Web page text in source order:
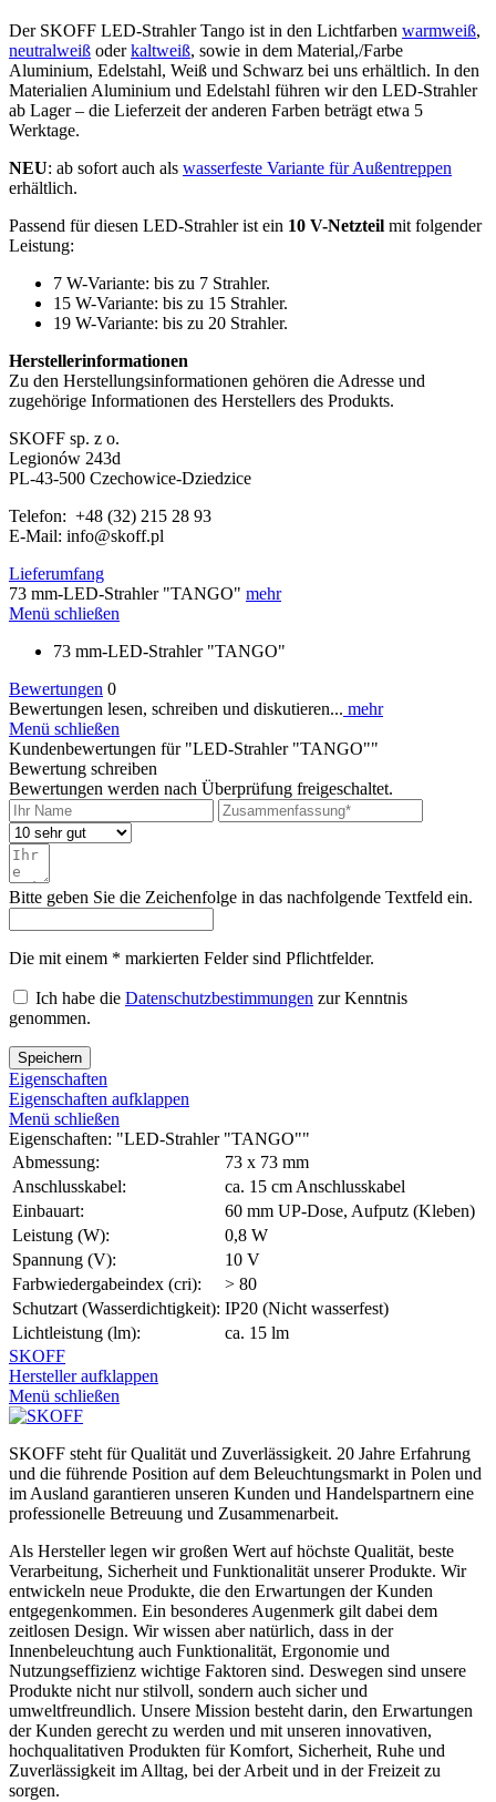
Der SKOFF LED-Strahler Tango ist in den Lichtfarben warmweiß,
neutralweiß oderkaltweiß, sowie in dem Material,/Farbe
Aluminium, Edelstahl, Weiß und Schwarz bei uns erhältlich. In den
Materialien Aluminium und Edelstahl führen wir den LED-Strahler
ab Lager – die Lieferzeit der anderen Farben beträgt etwa 5
Werktage.
NEU: ab sofort auch als wasserfeste Variante für Außentreppen
erhältlich.
Passend für diesen LED-Strahler ist ein 10 V-Netzteil mit folgender
Leistung:
7 W-Variante: bis zu 7 Strahler.
15 W-Variante: bis zu 15 Strahler.
19 W-Variante: bis zu 20 Strahler.
Herstellerinformationen
Zu den Herstellungsinformationen gehören die Adresse und
zugehörige Informationen des Herstellers des Produkts.
SKOFF sp. z o.
Legionów 243d
PL-43-500 Czechowice-Dziedzice
Telefon: +48 (32) 215 28 93
E-Mail: info@skoff.pl
Lieferumfang
73 mm-LED-Strahler "TANGO" mehr
Menü schließen
73 mm-LED-Strahler "TANGO"
Bewertungen 0
Bewertungen lesen, schreiben und diskutieren... mehr
Menü schließen
Kundenbewertungen für "LED-Strahler "TANGO""
Bewertung schreiben
Bewertungen werden nach Überprüfung freigeschaltet.
Bitte geben Sie die Zeichenfolge in das nachfolgende Textfeld ein.
Die mit einem * markierten Felder sind Pflichtfelder.
Ich habe die Datenschutzbestimmungen zur Kenntnis
genommen.
Speichern
Eigenschaften
Eigenschaften aufklappen
Menü schließen
Eigenschaften: "LED-Strahler "TANGO""
Abmessung:
73 x 73 mm
Anschlusskabel:
ca. 15 cm Anschlusskabel
Einbauart:
60 mm UP-Dose, Aufputz (Kleben)
Leistung (W):
0,8 W
Spannung (V):
10 V
Farbwiedergabeindex (cri):
> 80
Schutzart (Wasserdichtigkeit): IP20 (Nicht wasserfest)
Lichtleistung (lm):
ca. 15 lm
SKOFF
Hersteller aufklappen
Menü schließen
SKOFF steht für Qualität und Zuverlässigkeit. 20 Jahre Erfahrung
und die führende Position auf dem Beleuchtungsmarkt in Polen und
im Ausland garantieren unseren Kunden und Handelspartnern eine
professionelle Betreuung und Zusammenarbeit.
Als Hersteller legen wir großen Wert auf höchste Qualität, beste
Verarbeitung, Sicherheit und Funktionalität unserer Produkte. Wir
entwickeln neue Produkte, die den Erwartungen der Kunden
entgegenkommen. Ein besonderes Augenmerk gilt dabei dem
zeitlosen Design. Wir wissen aber natürlich, dass in der
Innenbeleuchtung auch Funktionalität, Ergonomie und
Nutzungseffizienz wichtige Faktoren sind. Deswegen sind unsere
Produkte nicht nur stilvoll, sondern auch sicher und
umweltfreundlich. Unsere Mission besteht darin, den Erwartungen
der Kunden gerecht zu werden und mit unseren innovativen,
hochqualitativen Produkten für Komfort, Sicherheit, Ruhe und
Zuverlässigkeit im Alltag, bei der Arbeit und in der Freizeit zu
sorgen.